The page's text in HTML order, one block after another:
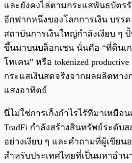
และยังคงไล่ตามกระแสพันธบัตร
อีกฟากหนึ่งของโลกการเงิน บรร
สถาบันการเงินใหญ่กำลังเงียบ ๆ
ขึ้นมาบนบล็อกเชน นั่นคือ “ที่ดินเ
โทเคน” หรือ tokenized
กระแสเงินสดจริงจากผลผลิตทาง
แสงอาทิตย์
นี่ไม่ใช่การเก็งกำไรไร้ที่มาเหมื
TradFi กำลังสร้างสินทรัพย์ระดับ
อย่างเงียบ ๆ และคำถามที่ผู้เขีย
สำหรับประเทศไทยที่เป็นมหาอำน